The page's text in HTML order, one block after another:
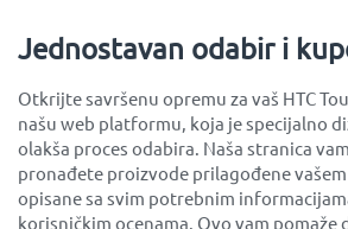
Jednostavan odabir i
Otkrijte savršenu opremu za vaš HTC
našu web platformu, koja je specijalno
olakša proces odabira. Naša stranica
pronađete proizvode prilagođene
opisane sa svim potrebnim
korisničkim ocenama. Ovo vam pomaže